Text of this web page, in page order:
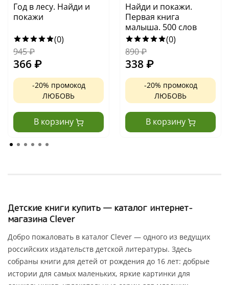
Год в лесу. Найди и
покажи
(0)
945₽
366 ₽
-20% промокод
ЛЮБОВЬ
В корзину
Найди и покажи.
Первая книга
малыша. 500 слов
(0)
890₽
338 ₽
-20% промокод
ЛЮБОВЬ
В корзину
Детские книги купить — каталог интернет-
магазина Clever
Добро пожаловать в каталог Clever — одного из ведущих
российских издательств детской литературы. Здесь
собраны книги для детей от рождения до 16 лет: добрые
истории для самых маленьких, яркие картинки для